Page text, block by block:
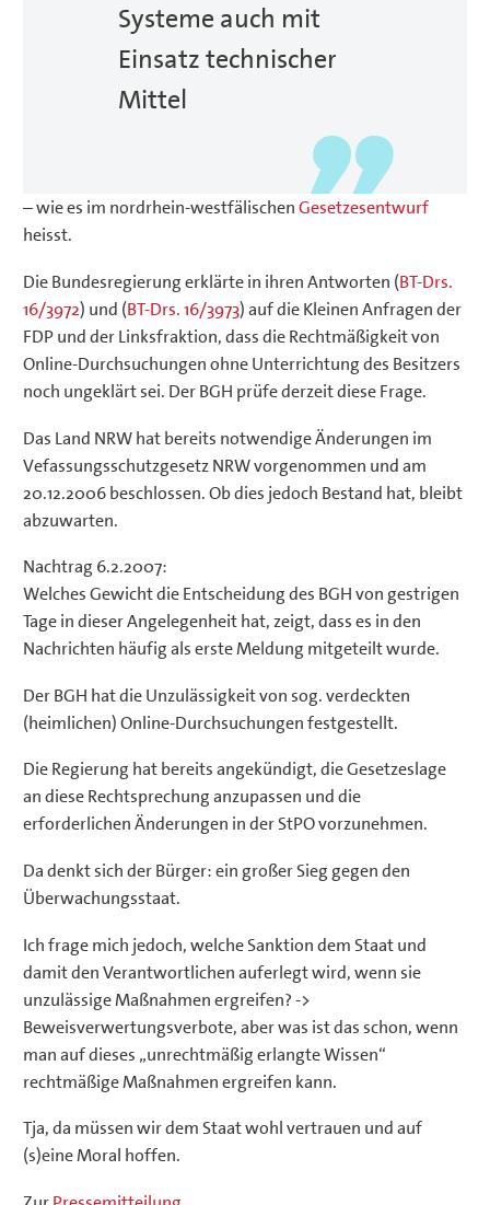
Systeme auch mit
Einsatz technischer
Mittel
– wie es im nordrhein-westfälischenGesetzesentwurf
heisst.
Die Bundesregierung erklärte in ihren Antworten (BT-Drs.
16/3972) und (BT-Drs. 16/3973) auf die Kleinen Anfragen der
FDP und der Linksfraktion, dass die Rechtmäßigkeit von
Online-Durchsuchungen ohne Unterrichtung des Besitzers
noch ungeklärt sei. Der BGH prüfe derzeit diese Frage.
Das Land NRW hat bereits notwendige Änderungen im
Vefassungsschutzgesetz NRW vorgenommen und am
20.12.2006 beschlossen. Ob dies jedoch Bestand hat, bleibt
abzuwarten.
Nachtrag 6.2.2007:
Welches Gewicht die Entscheidung des BGH von gestrigen
Tage in dieser Angelegenheit hat, zeigt, dass es in den
Nachrichten häufig als erste Meldung mitgeteilt wurde.
Der BGH hat die Unzulässigkeit von sog. verdeckten
(heimlichen) Online-Durchsuchungen festgestellt.
Die Regierung hat bereits angekündigt, die Gesetzeslage
an diese Rechtsprechung anzupassen und die
erforderlichen Änderungen in der StPO vorzunehmen.
Da denkt sich der Bürger: ein großer Sieg gegen den
Überwachungsstaat.
Ich frage mich jedoch, welche Sanktion dem Staat und
damit den Verantwortlichen auferlegt wird, wenn sie
unzulässige Maßnahmen ergreifen? ->
Beweisverwertungsverbote, aber was ist das schon, wenn
man auf dieses „unrechtmäßig erlangte Wissen“
rechtmäßige Maßnahmen ergreifen kann.
Tja, da müssen wir dem Staat wohl vertrauen und auf
(s)eine Moral hoffen.